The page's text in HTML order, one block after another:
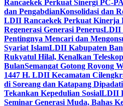
Rancaekek Perkuat Sinergi PC-
dan PengabdianKonsolidasi dan
LDII Rancaekek Perkuat Kinerja
Regenerasi Generasi PenerusLDII
Pentingnya Mencari dan
Syariat IslamLDII Kabupaten
Rukyatul Hilal, Kenalkan
BulanSemangat Gotong Royong
1447 H. LDII Kecamatan
di Soreang dan Katapang
Tekankan Kepedulian SosialLDII
Seminar Generasi Muda, Bahas